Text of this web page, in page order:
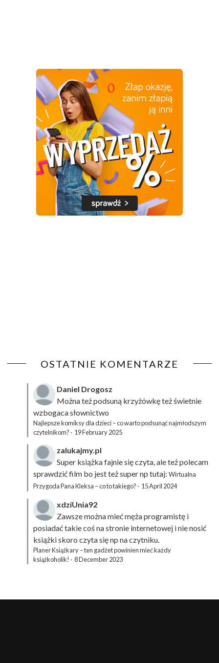
OSTATNIE KOMENTARZE
Daniel Drogosz
Można też podsuną krzyżówkęteż świetnie
wzbogaca słownictwo
Najlepsze komiksy dla dzieci – co warto podsunąć najmłodszym
czytelnikom? · 19 February 2025
zalukajmy.pl
Super książka fajnie się czyta, ale też polecam
sprawdzić film bo jest też super np tutaj: Wirtualna
Przygoda Pana Kleksa – co to takiego? · 15 April 2024
xdziUnia92
Zawsze można mieć męża programistę i
posiadać takie coś na stronie internetowej i nie nosić
książki skoro czyta się np na czytniku.
Planer Książkary – ten gadżet powinien mieć każdy
książkoholik! · 8 December 2023